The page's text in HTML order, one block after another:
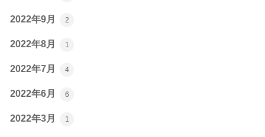
2022年9月 2
2022年8月 1
2022年7月 4
2022年6月 6
2022年3月 1